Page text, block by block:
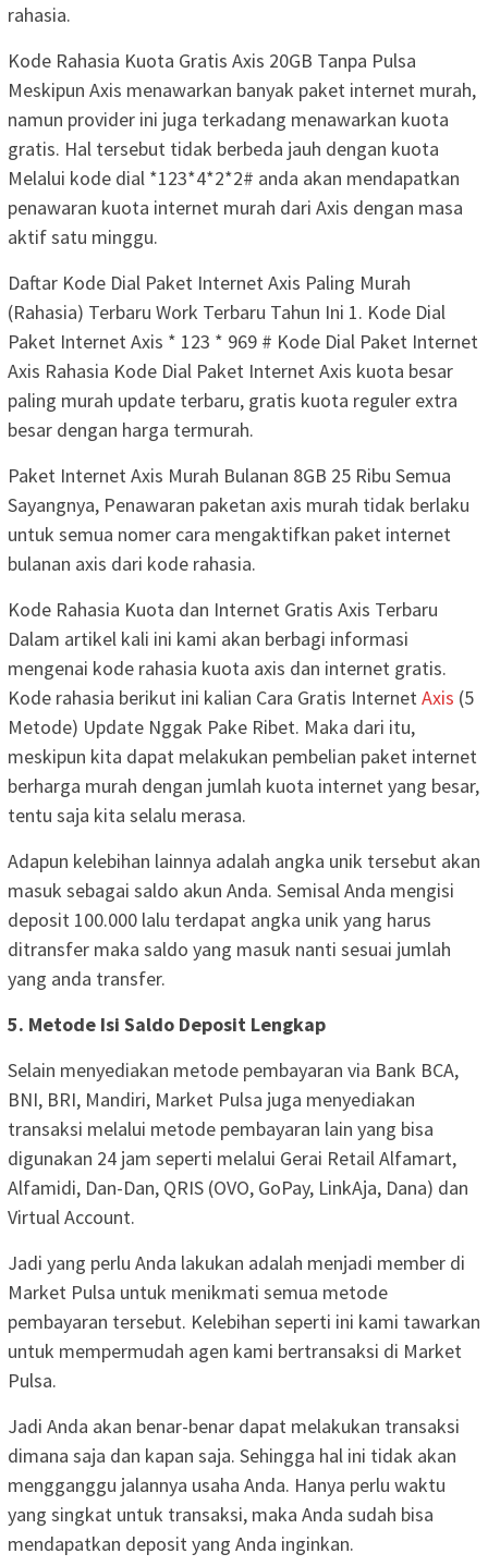
rahasia.
Kode Rahasia Kuota Gratis Axis 20GB Tanpa Pulsa
Meskipun Axis menawarkan banyak paket internet murah,
namun provider ini juga terkadang menawarkan kuota
gratis. Hal tersebut tidak berbeda jauh dengan kuota
Melalui kode dial *123*4*2*2# anda akan mendapatkan
penawaran kuota internet murah dari Axis dengan masa
aktif satu minggu.
Daftar Kode Dial Paket Internet Axis Paling Murah
(Rahasia) Terbaru Work Terbaru Tahun Ini 1. Kode Dial
Paket Internet Axis * 123 * 969 # Kode Dial Paket Internet
Axis Rahasia Kode Dial Paket Internet Axis kuota besar
paling murah update terbaru, gratis kuota reguler extra
besar dengan harga termurah.
Paket Internet Axis Murah Bulanan 8GB 25 Ribu Semua
Sayangnya, Penawaran paketan axis murah tidak berlaku
untuk semua nomer cara mengaktifkan paket internet
bulanan axis dari kode rahasia.
Kode Rahasia Kuota dan Internet Gratis Axis Terbaru
Dalam artikel kali ini kami akan berbagi informasi
mengenai kode rahasia kuota axis dan internet gratis.
Kode rahasia berikut ini kalian Cara Gratis InternetAxis (5
Metode) Update Nggak Pake Ribet. Maka dari itu,
meskipun kita dapat melakukan pembelian paket internet
berharga murah dengan jumlah kuota internet yang besar,
tentu saja kita selalu merasa.
Adapun kelebihan lainnya adalah angka unik tersebut akan
masuk sebagai saldo akun Anda. Semisal Anda mengisi
deposit 100.000 lalu terdapat angka unik yang harus
ditransfer maka saldo yang masuk nanti sesuai jumlah
yang anda transfer.
5. Metode Isi Saldo Deposit Lengkap
Selain menyediakan metode pembayaran via Bank BCA,
BNI, BRI, Mandiri, Market Pulsa juga menyediakan
transaksi melalui metode pembayaran lain yang bisa
digunakan 24 jam seperti melalui Gerai Retail Alfamart,
Alfamidi, Dan-Dan, QRIS (OVO, GoPay, LinkAja, Dana) dan
Virtual Account.
Jadi yang perlu Anda lakukan adalah menjadi member di
Market Pulsa untuk menikmati semua metode
pembayaran tersebut. Kelebihan seperti ini kami tawarkan
untuk mempermudah agen kami bertransaksi di Market
Pulsa.
Jadi Anda akan benar-benar dapat melakukan transaksi
dimana saja dan kapan saja. Sehingga hal ini tidak akan
mengganggu jalannya usaha Anda. Hanya perlu waktu
yang singkat untuk transaksi, maka Anda sudah bisa
mendapatkan deposit yang Anda inginkan.